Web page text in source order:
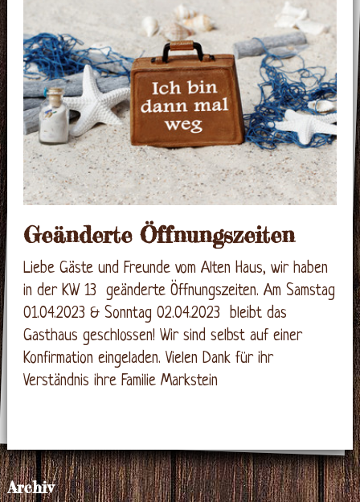
Geänderte Öffnungszeiten
Liebe Gäste und Freunde vom Alten Haus, wir haben
in der KW 13 geänderte Öffnungszeiten. Am Samstag
01.04.2023 & Sonntag 02.04.2023 bleibt das
Gasthaus geschlossen! Wir sind selbst auf einer
Konfirmation eingeladen. Vielen Dank für ihr
Verständnis ihre Familie Markstein
Archiv